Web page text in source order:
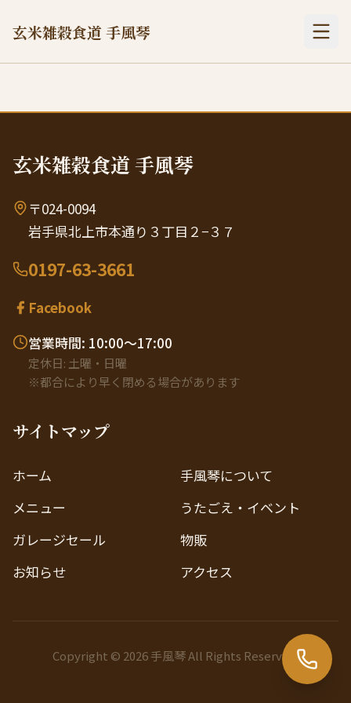
玄米雑穀食道 手風琴
玄米雑穀食道 手風琴
〒024-0094
岩手県北上市本通り３丁目２−３７
0197-63-3661
Facebook
営業時間: 10:00〜17:00
定休日: 土曜・日曜
※都合により早く閉める場合があります
サイトマップ
ホーム
手風琴について
メニュー
うたごえ・イベント
ガレージセール
物販
お知らせ
アクセス
Copyright © 2026 手風琴 All Rights Reserved.